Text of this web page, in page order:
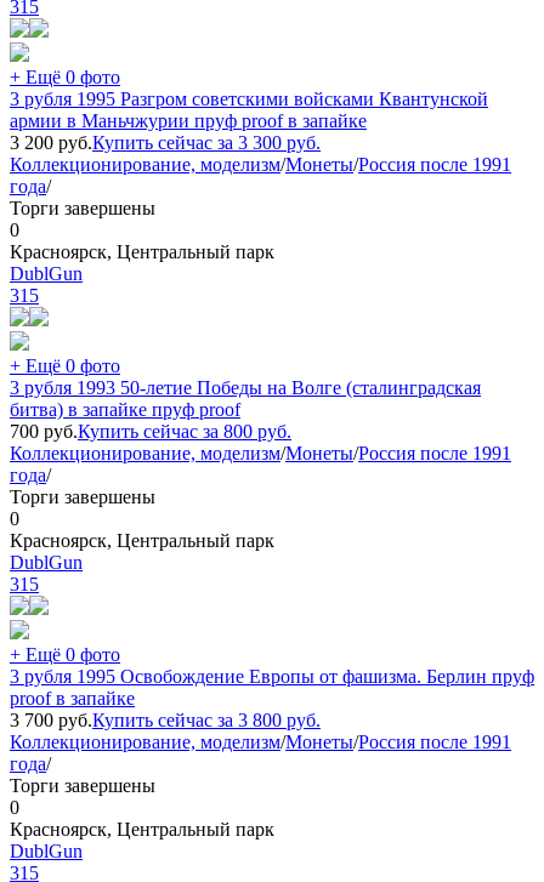
315
+ Ещё 0 фото
3 рубля 1995 Разгром советскими войсками Квантунской
армии в Маньчжурии пруф proof в запайке
3 200 руб.Купить сейчас за 3 300 руб.
Коллекционирование, моделизм/Монеты/Россия после 1991
года/
Торги завершены
0
Красноярск, Центральный парк
DublGun
315
+ Ещё 0 фото
3 рубля 1993 50-летие Победы на Волге (сталинградская
битва) в запайке пруф proof
700 руб.Купить сейчас за 800 руб.
Коллекционирование, моделизм/Монеты/Россия после 1991
года/
Торги завершены
0
Красноярск, Центральный парк
DublGun
315
+ Ещё 0 фото
3 рубля 1995 Освобождение Европы от фашизма. Берлин пруф
proof в запайке
3 700 руб.Купить сейчас за 3 800 руб.
Коллекционирование, моделизм/Монеты/Россия после 1991
года/
Торги завершены
0
Красноярск, Центральный парк
DublGun
315